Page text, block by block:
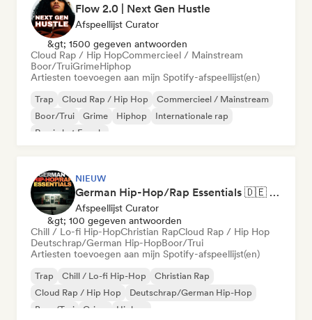
Flow 2.0 | Next Gen Hustle
Afspeellijst Curator
&gt; 1500 gegeven antwoorden
Cloud Rap / Hip HopCommercieel / Mainstream
Boor/TruiGrimeHiphop
Artiesten toevoegen aan mijn Spotify-afspeellijst(en)
Trap Cloud Rap / Hip Hop
Commercieel / Mainstream
Boor/Trui
Grime Hiphop
Internationale rap
Rap in het Engels
NIEUW
German Hip-Hop/Rap Essentials 🇩🇪 Deutschrap, Cloud Rap & Trap
Afspeellijst Curator
&gt; 100 gegeven antwoorden
Chill / Lo-fi Hip-HopChristian RapCloud Rap / Hip Hop
Deutschrap/German Hip-HopBoor/Trui
Artiesten toevoegen aan mijn Spotify-afspeellijst(en)
Trap Chill / Lo-fi Hip-Hop
Christian Rap
Cloud Rap / Hip Hop
Deutschrap/German Hip-Hop
Boor/Trui
Grime Hiphop